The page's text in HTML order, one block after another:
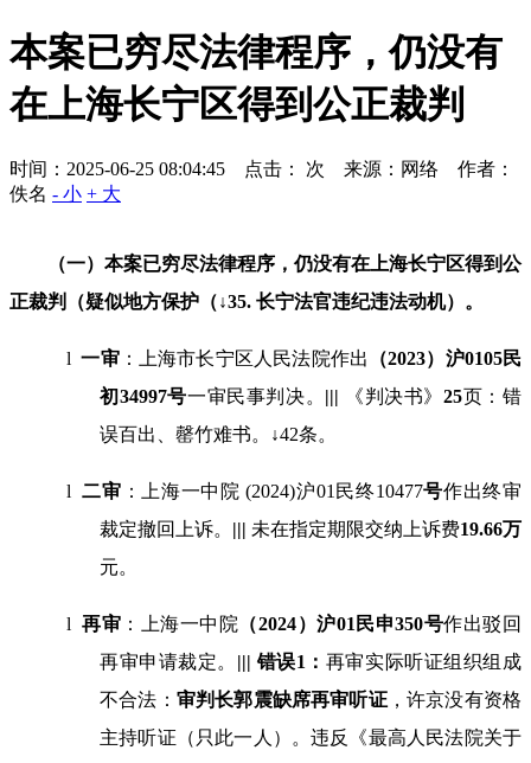
本案已穷尽法律程序，仍没有
在上海长宁区得到公正裁判
时间：2025-06-25 08:04:45 点击： 次 来源：网络 作者：
佚名 - 小 + 大
（一）本案已穷尽法律程序，仍没有在上海长宁区得到公
正裁判（疑似地方保护（↓35. 长宁法官违纪违法动机）。
l一审：上海市长宁区人民法院作出 （2023）沪0105民
初34997号一审民事判决。 ||| 《判决书》25页：错
误百出、罄竹难书。↓42条。
l二审 ：上海一中院 (2024)沪01 民终10477号作出终审
裁定撤回上诉。 ||| 未在指定期限交纳上诉费19.66万
元。
l再审 ：上海一中院 （2024）沪01 民申350号作出驳回
再审申请裁定。 ||| 错误1 ： 再审实际听证组织组成
不合法： 审判长郭震缺席再审听证，许京没有资格
主持听证（只此一人）。违反《最高人民法院关于